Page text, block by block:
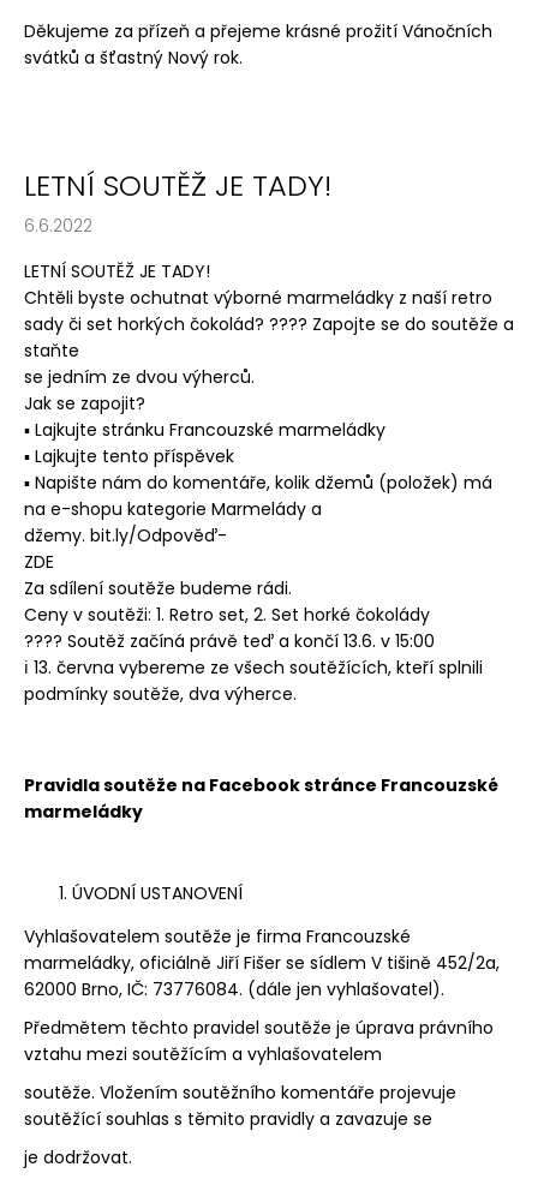
Děkujeme za přízeň a přejeme krásné prožití Vánočních
svátků a šťastný Nový rok.
LETNÍ SOUTĚŽ JE TADY!
6.6.2022
LETNÍ SOUTĚŽ JE TADY!
Chtěli byste ochutnat výborné marmeládky z naší retro
sady či set horkých čokolád? ???? Zapojte se do soutěže a
staňte
se jedním ze dvou výherců.
Jak se zapojit?
▪ Lajkujte stránku Francouzské marmeládky
▪ Lajkujte tento příspěvek
▪ Napište nám do komentáře, kolik džemů (položek) má
na e-shopu kategorie Marmelády a
džemy. bit.ly/Odpověď-
ZDE
Za sdílení soutěže budeme rádi.
Ceny v soutěži: 1. Retro set, 2. Set horké čokolády
???? Soutěž začíná právě teď a končí 13.6. v 15:00
ℹ 13. června vybereme ze všech soutěžících, kteří splnili
podmínky soutěže, dva výherce.
Pravidla soutěže na Facebook stránce Francouzské
marmeládky
ÚVODNÍ USTANOVENÍ
Vyhlašovatelem soutěže je firma Francouzské
marmeládky, oficiálně Jiří Fišer se sídlem V tišině 452/2a,
62000 Brno, IČ: 73776084. (dále jen vyhlašovatel).
Předmětem těchto pravidel soutěže je úprava právního
vztahu mezi soutěžícím a vyhlašovatelem
soutěže. Vložením soutěžního komentáře projevuje
soutěžící souhlas s těmito pravidly a zavazuje se
je dodržovat.